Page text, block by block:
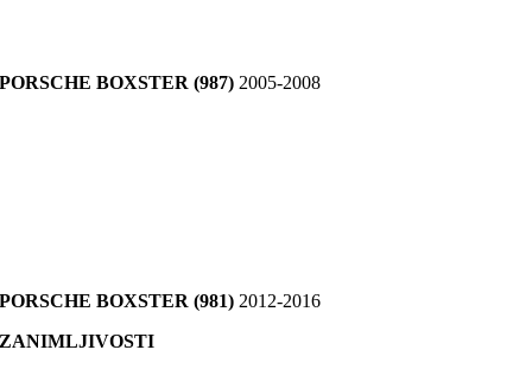
PORSCHE BOXSTER (987) 2005-2008
PORSCHE BOXSTER (981) 2012-2016
ZANIMLJIVOSTI